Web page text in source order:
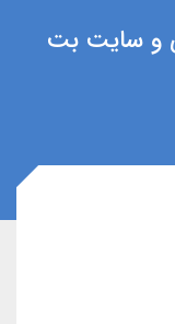
و سایت بت